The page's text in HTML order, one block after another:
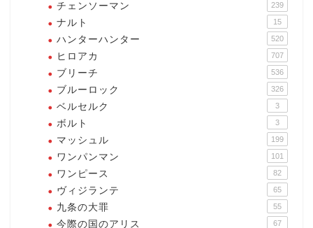
チェンソーマン 239
ナルト 15
ハンターハンター 520
ヒロアカ 707
ブリーチ 536
ブルーロック 326
ベルセルク 3
ボルト 3
マッシュル 199
ワンパンマン 101
ワンピース 82
ヴィジランテ 65
九条の大罪 55
今際の国のアリス 67